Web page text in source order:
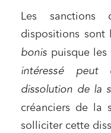
Les sanctions
dispositions sont
bonis puisque les
intéressé peut
dissolution de la
créanciers de la
solliciter cette